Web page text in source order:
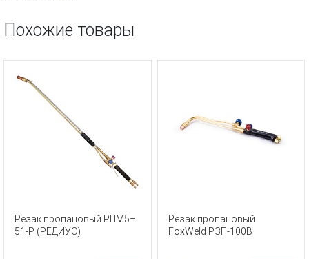
Похожие товары
Резак пропановый РПМ5–
51-Р (РЕДИУС)
Резак пропановый
FoxWeld РЗП-100В